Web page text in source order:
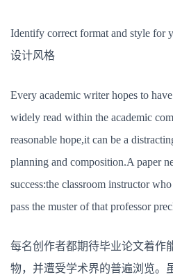
Identify correct format and style
设计风格
Every academic writer hopes to
widely read within the academic
reasonable hope,it can be a
planning and composition.A paper
success:the classroom instructor
pass the muster of that professor
每名创作者都期待毕业论文着作
物，并遭受学术界的普遍浏览。